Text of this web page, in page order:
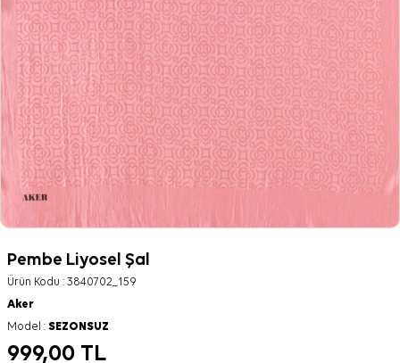
Pembe Liyosel Şal
Ürün Kodu : 3840702_159
Aker
Model : SEZONSUZ
999,00 TL